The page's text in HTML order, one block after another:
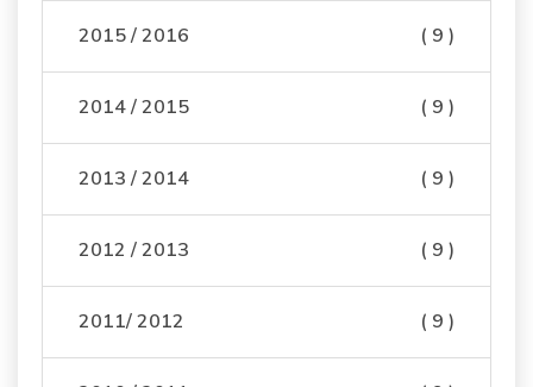
2015 / 2016 ( 9 )
2014 / 2015 ( 9 )
2013 / 2014 ( 9 )
2012 / 2013 ( 9 )
2011/ 2012 ( 9 )